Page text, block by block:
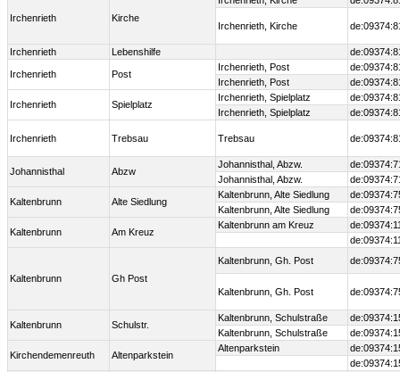
Irchenrieth Kirche
Irchenrieth, Kirche
Irchenrieth Lebenshilfe
Irchenrieth Post
Irchenrieth, Post
Irchenrieth, Post
Irchenrieth Spielplatz
Irchenrieth, Spielplatz
Irchenrieth, Spielplatz
Irchenrieth Trebsau Trebsau
Johannisthal Abzw
Johannisthal, Abzw.
Johannisthal, Abzw.
Kaltenbrunn Alte Siedlung
Kaltenbrunn, Alte Siedlung
Kaltenbrunn, Alte Siedlung
Kaltenbrunn Am Kreuz
Kaltenbrunn am Kreuz
Kaltenbrunn Gh Post
Kaltenbrunn, Gh. Post
Kaltenbrunn, Gh. Post
Kaltenbrunn Schulstr.
Kaltenbrunn, Schulstraße
Kaltenbrunn, Schulstraße
Kirchendemenreuth Altenparkstein
Altenparkstein